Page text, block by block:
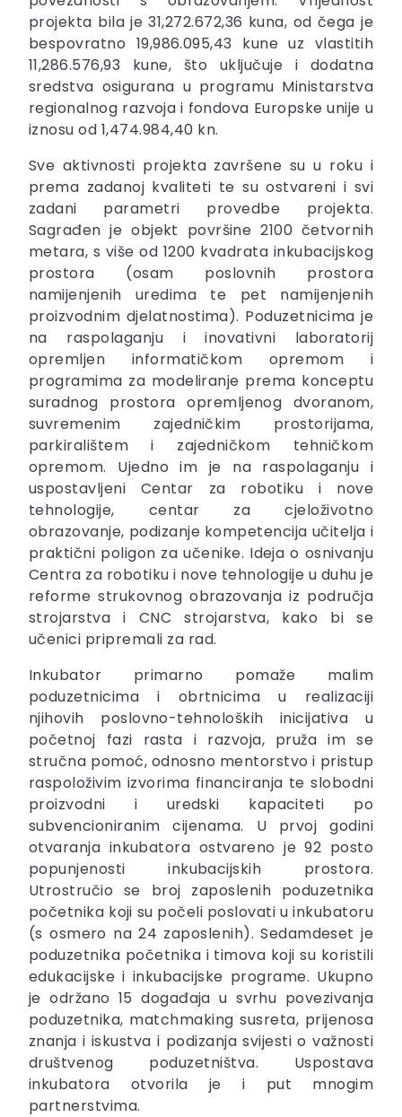
projekta bila je 31,272.672,36 kuna, od čega je
bespovratno 19,986.095,43 kune uz vlastitih
11,286.576,93 kune, što uključuje i dodatna
sredstva osigurana u programu Ministarstva
regionalnog razvoja i fondova Europske unije u
iznosu od 1,474.984,40 kn.
Sve aktivnosti projekta završene su u roku i
prema zadanoj kvaliteti te su ostvareni i svi
zadani parametri provedbe projekta.
Sagrađen je objekt površine 2100 četvornih
metara, s više od 1200 kvadrata inkubacijskog
prostora (osam poslovnih prostora
namijenjenih uredima te pet namijenjenih
proizvodnim djelatnostima). Poduzetnicima je
na raspolaganju i inovativni laboratorij
opremljen informatičkom opremom i
programima za modeliranje prema konceptu
suradnog prostora opremljenog dvoranom,
suvremenim zajedničkim prostorijama,
parkiralištem i zajedničkom tehničkom
opremom. Ujedno im je na raspolaganju i
uspostavljeni Centar za robotiku i nove
tehnologije, centar za cjeloživotno
obrazovanje, podizanje kompetencija učitelja i
praktični poligon za učenike. Ideja o osnivanju
Centra za robotiku i nove tehnologije u duhu je
reforme strukovnog obrazovanja iz područja
strojarstva i CNC strojarstva, kako bi se
učenici pripremali za rad.
Inkubator primarno pomaže malim
poduzetnicima i obrtnicima u realizaciji
njihovih poslovno-tehnoloških inicijativa u
početnoj fazi rasta i razvoja, pruža im se
stručna pomoć, odnosno mentorstvo i pristup
raspoloživim izvorima financiranja te slobodni
proizvodni i uredski kapaciteti po
subvencioniranim cijenama. U prvoj godini
otvaranja inkubatora ostvareno je 92 posto
popunjenosti inkubacijskih prostora.
Utrostručio se broj zaposlenih poduzetnika
početnika koji su počeli poslovati u inkubatoru
(s osmero na 24 zaposlenih). Sedamdeset je
poduzetnika početnika i timova koji su koristili
edukacijske i inkubacijske programe. Ukupno
je održano 15 događaja u svrhu povezivanja
poduzetnika, matchmaking susreta, prijenosa
znanja i iskustva i podizanja svijesti o važnosti
društvenog poduzetništva. Uspostava
inkubatora otvorila je i put mnogim
partnerstvima.